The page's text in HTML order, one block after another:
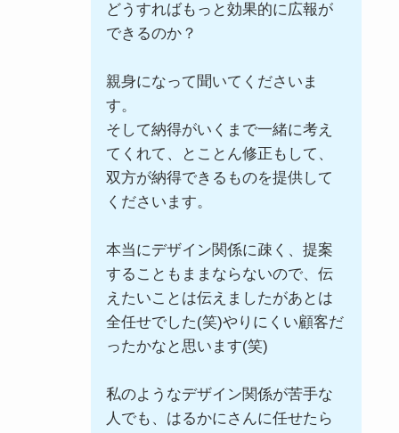
どうすればもっと効果的に広報が
できるのか？
親身になって聞いてくださいま
す。
そして納得がいくまで一緒に考え
てくれて、とことん修正もして、
双方が納得できるものを提供して
くださいます。
本当にデザイン関係に疎く、提案
することもままならないので、伝
えたいことは伝えましたがあとは
全任せでした(笑)やりにくい顧客だ
ったかなと思います(笑)
私のようなデザイン関係が苦手な
人でも、はるかにさんに任せたら